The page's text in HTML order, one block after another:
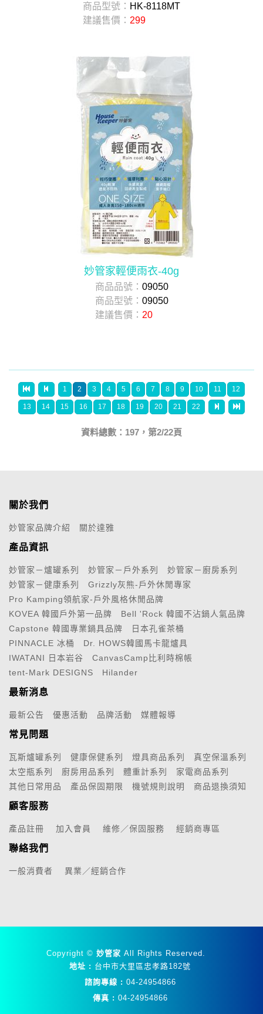
商品型號： HK-8118MT
建議售價： 299
妙管家輕便雨衣-40g
商品品號： 09050
商品型號： 09050
建議售價： 20
1 2 3 4 5 6 7 8 9 10 11 12
13 14 15 16 17 18 19 20 21 22
資料總數：197，第2/22頁
關於我們
妙管家品牌介紹 關於達雅
產品資訊
妙管家－爐罐系列 妙管家－戶外系列
妙管家－廚房系列
妙管家－健康系列
Grizzly灰熊-戶外休閒專家
Pro Kamping領航家-戶外風格休閒品牌
KOVEA 韓國戶外第一品牌
Bell 'Rock 韓國不沾鍋人氣品牌
Capstone 韓國專業鍋具品牌
日本孔雀茶桶
PINNACLE 冰桶
Dr. HOWS韓國馬卡龍爐具
IWATANI 日本岩谷
CanvasCamp比利時棉帳
tent-Mark DESIGNS
Hilander
最新消息
最新公告 優惠活動 品牌活動 媒體報導
常見問題
瓦斯爐罐系列 健康保健系列 燈具商品系列
真空保溫系列
太空瓶系列
廚房用品系列 體重計系列
家電商品系列
其他日常用品
產品保固期限 機號規則說明 商品退換須知
顧客服務
產品註冊 加入會員 維修／保固服務 經銷商專區
聯絡我們
一般消費者 異業／經銷合作
Copyright © 妙管家 All Rights Reserved.
地址 : 台中市大里區忠孝路182號
諮詢專線 : 04-24954866
傳真 : 04-24954866